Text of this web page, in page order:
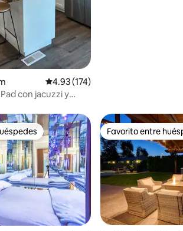
Calificación promedio: 4.93 de 5;
4.93 (174)
con jacuzzi y
entre huéspedes Favorito entre
Favorito entre